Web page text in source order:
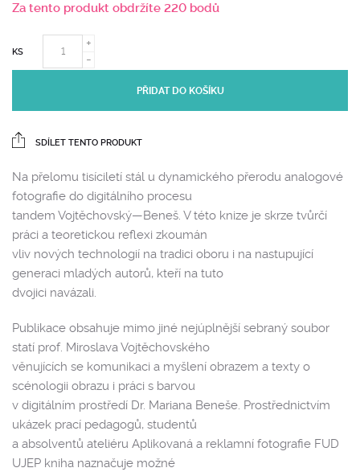
Za tento produkt obdržíte 220 bodů
KS
PŘIDAT DO KOŠÍKU
SDÍLET TENTO PRODUKT
Na přelomu tisíciletí stál u dynamického přerodu analogové
fotografie do digitálního procesu
tandem Vojtěchovský—Beneš. V této knize je skrze tvůrčí
práci a teoretickou reflexi zkoumán
vliv nových technologií na tradici oboru i na nastupující
generaci mladých autorů, kteří na tuto
dvojici navázali.
Publikace obsahuje mimo jiné nejúplnější sebraný soubor
statí prof. Miroslava Vojtěchovského
věnujících se komunikaci a myšlení obrazem a texty o
scénologii obrazu i práci s barvou
v digitálním prostředí Dr. Mariana Beneše. Prostřednictvím
ukázek prací pedagogů, studentů
a absolventů ateliéru Aplikovaná a reklamní fotografie FUD
UJEP kniha naznačuje možné